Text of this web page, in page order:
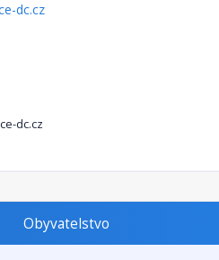
dc.cz
dc.cz
Obyvatelstvo